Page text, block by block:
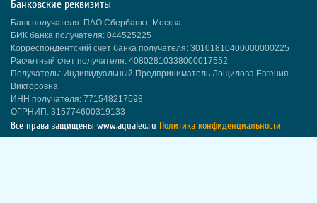
Банковские реквизиты
Банк получателя: ПАО Сбербанк г. Москва
БИК банка получателя: 044525225
Корреспондентский счет банка получателя: 30101810400000000225
Расчетный счет получателя: 40802810338000017552
Получатель: Индивидуальный Предприниматель Лощилова Евгения
Викторовна
ИНН получателя: 771548217598
ОГРНИП: 315774600319133
Все права защищены www.aqualeo.ru Политика конфиденциальности